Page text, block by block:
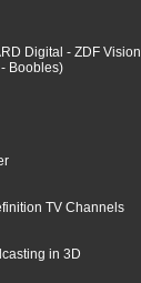
Digital - ZDF Vision
- Boobles)
TV Channels
in 3D